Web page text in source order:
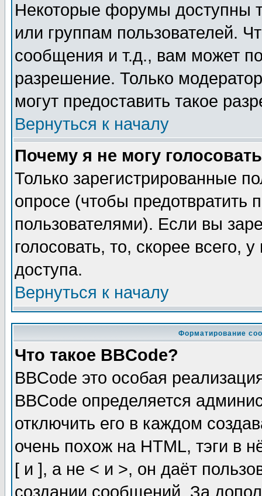
Некоторые форумы доступны
или группам пользователей.
сообщения и т.д., вам может
разрешение. Только
могут предоставить такое
Вернуться к началу
Почему я не могу
Только зарегистрированные
опросе (чтобы предотвратить
пользователями). Если вы
голосовать, то, скорее всего,
доступа.
Вернуться к началу
Форматирование
Что такое BBCode?
BBCode это особая
BBCode определяется
отключить его в каждом
очень похож на HTML, тэги в
[ и ], а не < и >, он даёт
создании сообщений. За